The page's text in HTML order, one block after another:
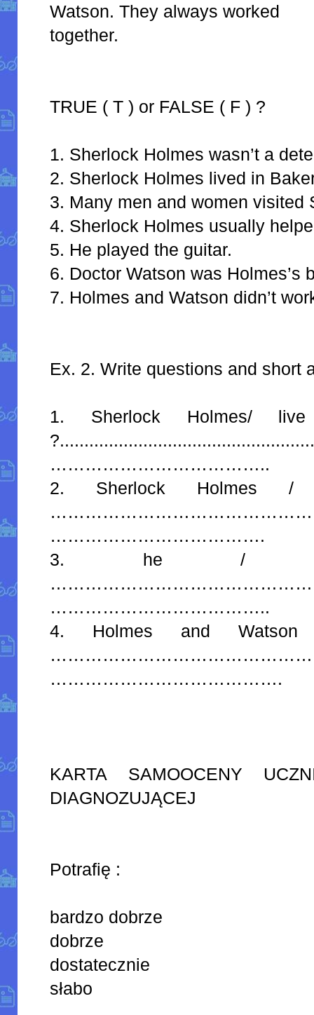
Watson. They always worked
together.
TRUE ( T ) or FALSE ( F ) ?
1. Sherlock Holmes wasn’t a
2. Sherlock Holmes lived in
3. Many men and women visited
4. Sherlock Holmes usually
5. He played the guitar.
6. Doctor Watson was Holmes’s
7. Holmes and Watson didn’t
Ex. 2. Write questions and short
1. Sherlock Holmes/
………………………………..
2. Sherlock Holmes /
……………………………….
3. he / help
………………………………..
4. Holmes and
………………………………….
KARTA SAMOOCENY
DIAGNOZUJĄCEJ
Potrafię :
bardzo dobrze
dobrze
dostatecznie
słabo